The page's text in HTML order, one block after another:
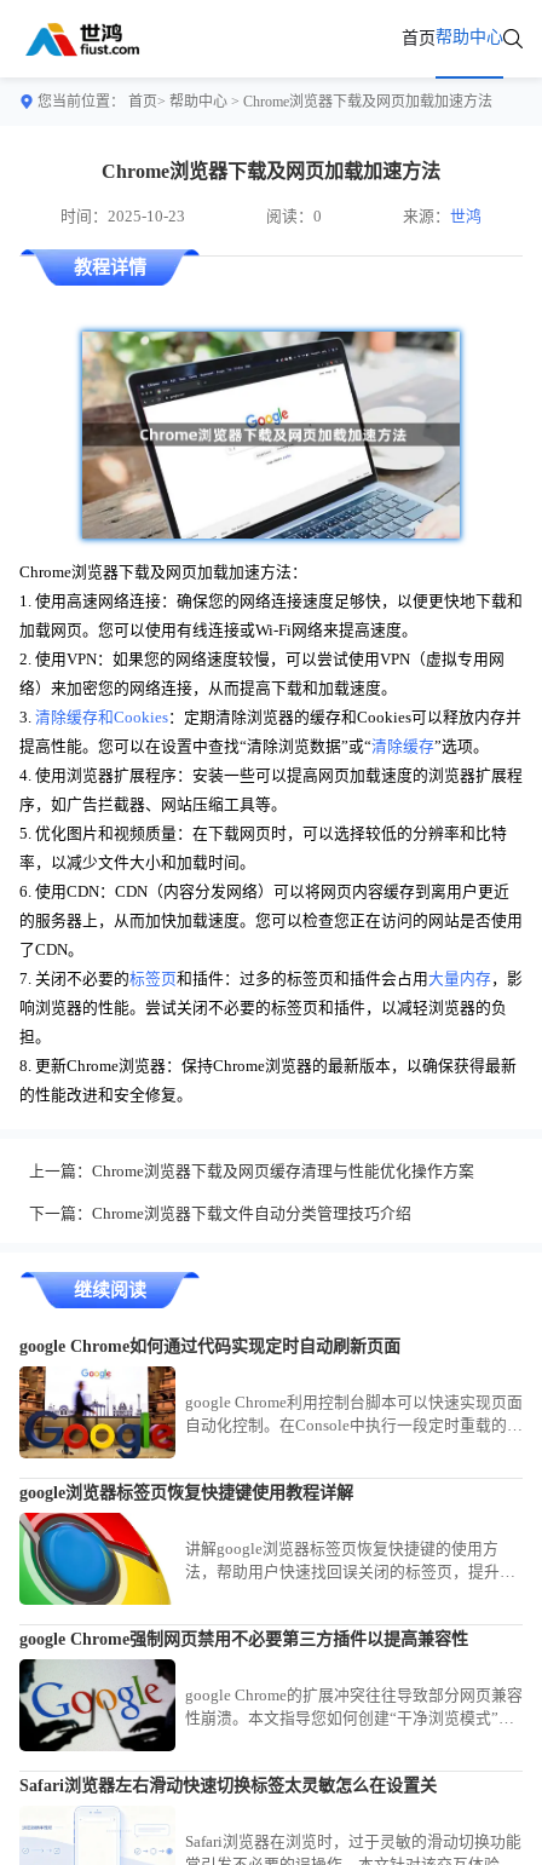
首页帮助中心
您当前位置： 首页> 帮助中心 > Chrome浏览器下载及网页加载加速方法
Chrome浏览器下载及网页加载加速方法
时间：2025-10-23 阅读：0 来源：世鸿
教程详情
Chrome浏览器下载及网页加载加速方法：
1. 使用高速网络连接：确保您的网络连接速度足够快，以便更快地下载和
加载网页。您可以使用有线连接或Wi-Fi网络来提高速度。
2. 使用VPN：如果您的网络速度较慢，可以尝试使用VPN（虚拟专用网
络）来加密您的网络连接，从而提高下载和加载速度。
3. 清除缓存和Cookies：定期清除浏览器的缓存和Cookies可以释放内存并
提高性能。您可以在设置中查找“清除浏览数据”或“清除缓存”选项。
4. 使用浏览器扩展程序：安装一些可以提高网页加载速度的浏览器扩展程
序，如广告拦截器、网站压缩工具等。
5. 优化图片和视频质量：在下载网页时，可以选择较低的分辨率和比特
率，以减少文件大小和加载时间。
6. 使用CDN：CDN（内容分发网络）可以将网页内容缓存到离用户更近
的服务器上，从而加快加载速度。您可以检查您正在访问的网站是否使用
了CDN。
7. 关闭不必要的标签页和插件：过多的标签页和插件会占用大量内存，影
响浏览器的性能。尝试关闭不必要的标签页和插件，以减轻浏览器的负
担。
8. 更新Chrome浏览器：保持Chrome浏览器的最新版本，以确保获得最新
的性能改进和安全修复。
上一篇： Chrome浏览器下载及网页缓存清理与性能优化操作方案
下一篇： Chrome浏览器下载文件自动分类管理技巧介绍
继续阅读
google Chrome如何通过代码实现定时自动刷新页面
google Chrome利用控制台脚本可以快速实现页面
自动化控制。在Console中执行一段定时重载的
google浏览器标签页恢复快捷键使用教程详解
讲解google浏览器标签页恢复快捷键的使用方
法，帮助用户快速找回误关闭的标签页，提升浏
google Chrome强制网页禁用不必要第三方插件以提高兼容性
google Chrome的扩展冲突往往导致部分网页兼容
性崩溃。本文指导您如何创建“干净浏览模式”，
Safari浏览器左右滑动快速切换标签太灵敏怎么在设置关
Safari浏览器在浏览时，过于灵敏的滑动切换功能